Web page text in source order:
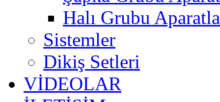
Halı Grubu
Sistemler
Dikiş Setleri
VİDEOLAR